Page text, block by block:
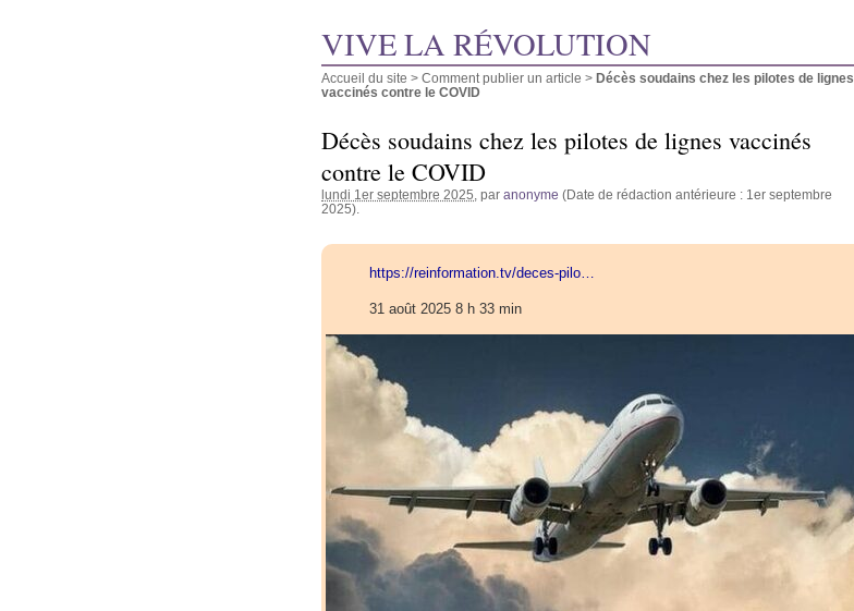
VIVE LA RÉVOLUTION
Accueil du site > Comment publier un article > Décès soudains chez les pilotes de lignes
vaccinés contre le COVID
Décès soudains chez les pilotes de lignes vaccinés
contre le COVID
lundi 1er septembre 2025 , par anonyme (Date de rédaction antérieure : 1er septembre
2025).
https://reinformation.tv/deces-pilo…
31 août 2025 8 h 33 min